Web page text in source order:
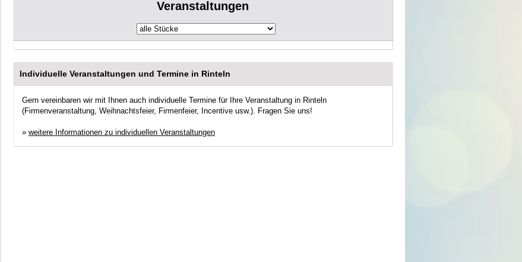
Veranstaltungen
Individuelle Veranstaltungen und Termine in Rinteln
Gern vereinbaren wir mit Ihnen auch individuelle Termine für Ihre Veranstaltung in Rinteln
(Firmenveranstaltung, Weihnachtsfeier, Firmenfeier, Incentive usw.). Fragen Sie uns!
» weitere Informationen zu individuellen Veranstaltungen